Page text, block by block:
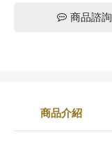
商品諮詢
商品介紹